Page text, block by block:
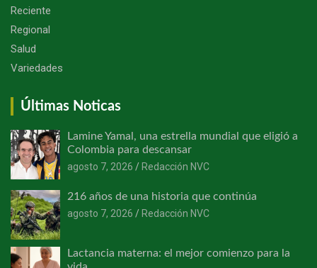
Reciente
Regional
Salud
Variedades
Últimas Noticas
Lamine Yamal, una estrella mundial que eligió a
Colombia para descansar
agosto 7, 2026
Redacción NVC
216 años de una historia que continúa
agosto 7, 2026
Redacción NVC
Lactancia materna: el mejor comienzo para la